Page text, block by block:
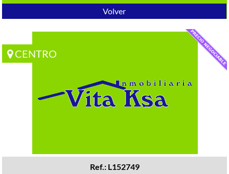
Volver
CENTRO
Ref.: L152749